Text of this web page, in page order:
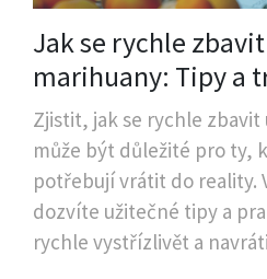
Jak se rychle
marihuany: Tipy a
Zjistit, jak se rychle
může být důležité pro ty,
potřebují vrátit do reality.
dozvíte užitečné tipy a
rychle vystřízlivět a